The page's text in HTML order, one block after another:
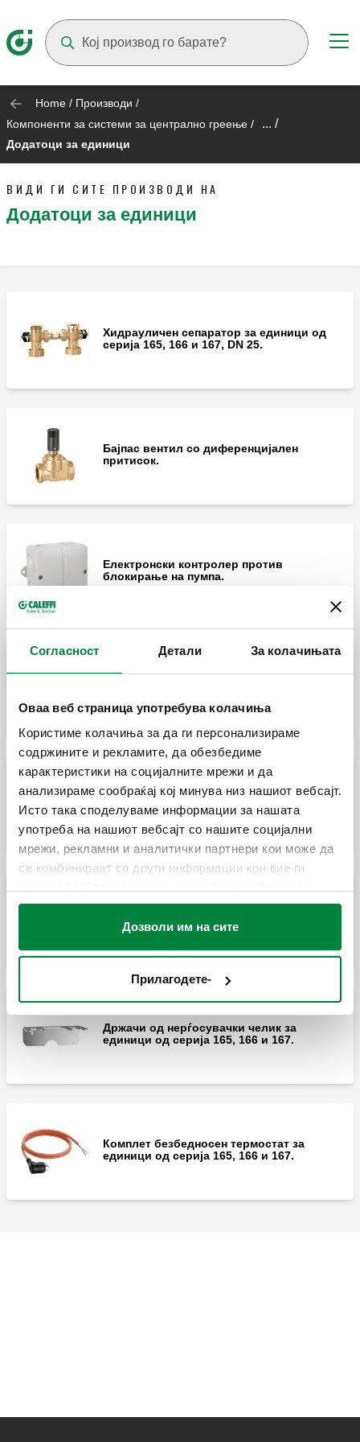
Согласност Детали За колачињата
Оваа веб страница употребува колачиња
Користиме колачиња за да ги персонализираме
содржините и рекламите, да обезбедиме
карактеристики на социјалните мрежи и да
анализираме сообраќај кој минува низ нашиот вебсајт.
Исто така споделуваме информации за нашата
употреба на нашиот вебсајт со нашите социјални
мрежи, рекламни и аналитички партнери кои може да
се комбинираат со други информации кои вие ги
вашата употреба на нивните услуги.
Дозволи им на сите
Прилагодете-
Home / Производи /
Компоненти за системи за централно греење / ... /
Додатоци за единици
ВИДИ ГИ СИТЕ ПРОИЗВОДИ НА
Додатоци за единици
Хидрауличен сепаратор за единици од
серија 165, 166 и 167, DN 25.
Бајпас вентил со диференцијален
притисок.
Електронски контролер против
блокирање на пумпа.
Држачи од нерѓосувачки челик за
единици од серија 165, 166 и 167.
Комплет безбедносен термостат за
единици од серија 165, 166 и 167.